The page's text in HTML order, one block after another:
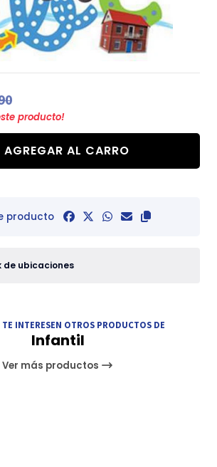
producto!
AGREGAR AL CARRO
producto
de ubicaciones
INTERESEN OTROS PRODUCTOS DE
Infantil
Ver más productos